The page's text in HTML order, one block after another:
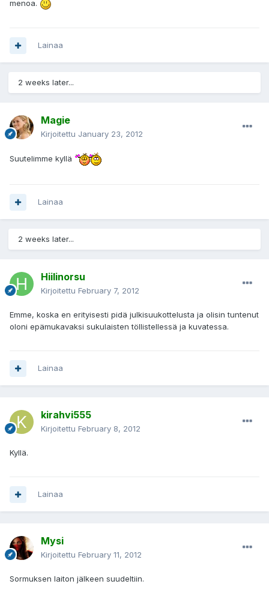
menoa.
Lainaa
2 weeks later...
Magie
Kirjoitettu January 23, 2012
Suutelimme kyllä
Lainaa
2 weeks later...
Hiilinorsu
Kirjoitettu February 7, 2012
Emme, koska en erityisesti pidä julkisuukottelusta ja olisin tuntenut
oloni epämukavaksi sukulaisten töllistellessä ja kuvatessa.
Lainaa
kirahvi555
Kirjoitettu February 8, 2012
Kyllä.
Lainaa
Mysi
Kirjoitettu February 11, 2012
Sormuksen laiton jälkeen suudeltiin.